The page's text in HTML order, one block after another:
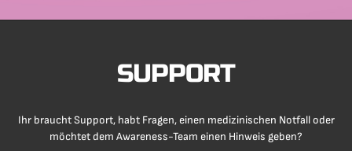
SUPPORT
Ihr braucht Support, habt Fragen, einen medizinischen Notfall oder
möchtet dem Awareness-Team einen Hinweis geben?